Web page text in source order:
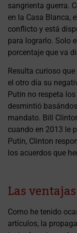
sangrienta guerra.
en la Casa Blanca,
conflicto y está
para lograrlo. Solo
porcentaje que va
Resulta curioso
el otro día su
Putin no respeta
desmintió
mandato. Bill
cuando en 2013 le
Putin, Clinton
los acuerdos que
Las
Como he tenido
artículos, la